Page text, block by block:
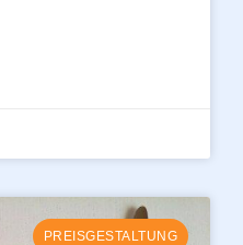
PREISGESTALTUNG